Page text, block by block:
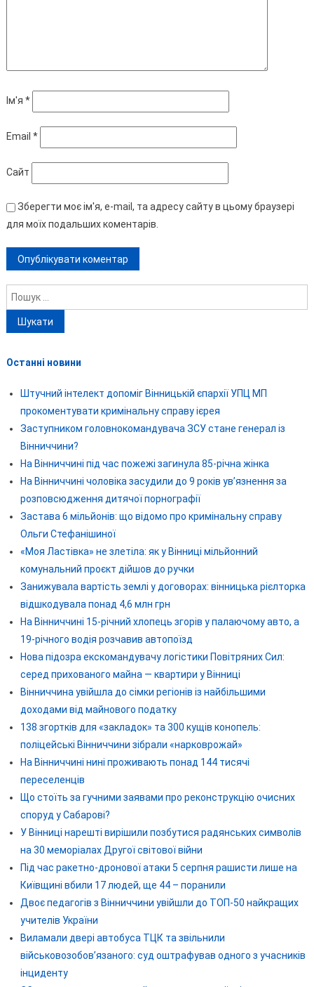
Ім'я *
Email *
Сайт
Зберегти моє ім'я, e-mail, та адресу сайту в цьому браузері
для моїх подальших коментарів.
Пошук:
Останні новини
Штучний інтелект допоміг Вінницькій єпархії УПЦ МП
прокоментувати кримінальну справу ієрея
Заступником головнокомандувача ЗСУ стане генерал із
Вінниччини?
На Вінниччині під час пожежі загинула 85-річна жінка
На Вінниччині чоловіка засудили до 9 років ув’язнення за
розповсюдження дитячої порнографії
Застава 6 мільйонів: що відомо про кримінальну справу
Ольги Стефанішиної
«Моя Ластівка» не злетіла: як у Вінниці мільйонний
комунальний проєкт дійшов до ручки
Занижувала вартість землі у договорах: вінницька рієлторка
відшкодувала понад 4,6 млн грн
На Вінниччині 15-річний хлопець згорів у палаючому авто, а
19-річного водія розчавив автопоїзд
Нова підозра екскомандувачу логістики Повітряних Сил:
серед прихованого майна — квартири у Вінниці
Вінниччина увійшла до сімки регіонів із найбільшими
доходами від майнового податку
138 згортків для «закладок» та 300 кущів конопель:
поліцейські Вінниччини зібрали «нарковрожай»
На Вінниччині нині проживають понад 144 тисячі
переселенців
Що стоїть за гучними заявами про реконструкцію очисних
споруд у Сабарові?
У Вінниці нарешті вирішили позбутися радянських символів
на 30 меморіалах Другої світової війни
Під час ракетно-дронової атаки 5 серпня рашисти лише на
Київщині вбили 17 людей, ще 44 – поранили
Двоє педагогів з Вінниччини увійшли до ТОП-50 найкращих
учителів України
Виламали двері автобуса ТЦК та звільнили
військовозобов’язаного: суд оштрафував одного з учасників
інциденту